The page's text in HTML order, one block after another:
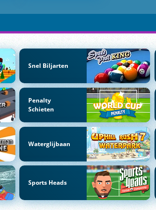
Snel Biljarten
Penalty
Schieten
Waterglijbaan
Sports Heads